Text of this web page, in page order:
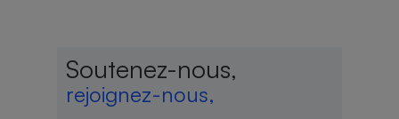
Soutenez-nous,
rejoignez-nous,